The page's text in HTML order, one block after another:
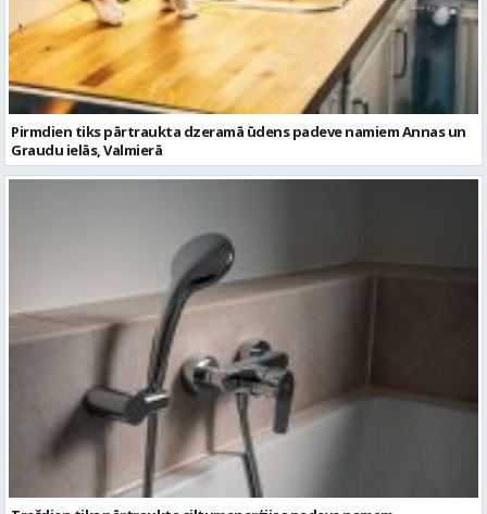
Pirmdien tiks pārtraukta dzeramā ūdens padeve namiem Annas un
Graudu ielās, Valmierā
Trešdien tiks pārtraukta siltumenerģijas padeve namam
Rūpniecības ielā 42, Valmierā
Citi raksti šajā kategorijā: